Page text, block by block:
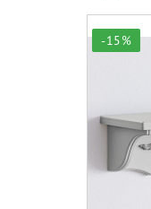
-15%